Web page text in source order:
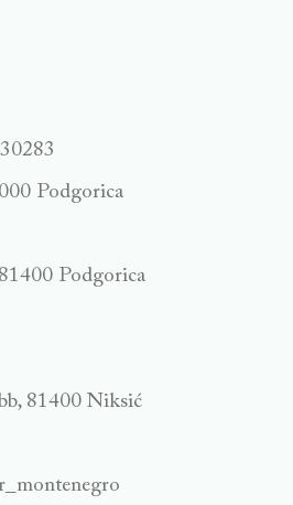
Podgorica
Podgorica
81400 Niksić